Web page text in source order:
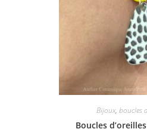
Bijoux, boucles
Boucles